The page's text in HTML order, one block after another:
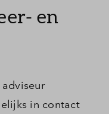
en
in contact